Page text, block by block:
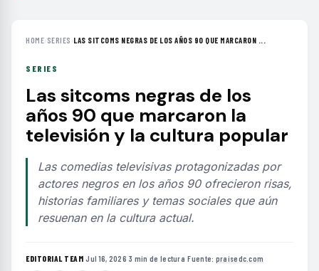
HOME› SERIES ›LAS SITCOMS NEGRAS DE LOS AÑOS 90 QUE MARCARON ...
SERIES
Las sitcoms negras de los
años 90 que marcaron la
televisión y la cultura popular
Las comedias televisivas protagonizadas por
actores negros en los años 90 ofrecieron risas,
historias familiares y temas sociales que aún
resuenan en la cultura actual.
EDITORIAL TEAM·Jul 16, 2026·3 min de lectura·Fuente: praisedc.com